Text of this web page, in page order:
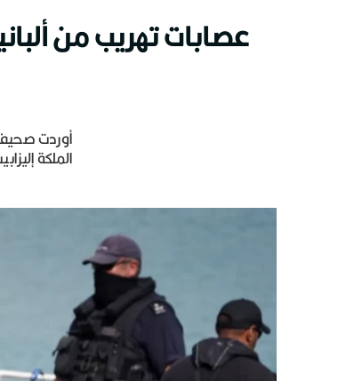
عصابات تهريب من
أوردت
الملكة